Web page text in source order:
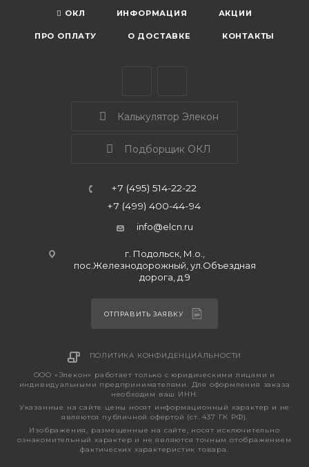
ОКЛ ИНФОРМАЦИЯ АКЦИИ
ПРО ОПЛАТУ О ДОСТАВКЕ КОНТАКТЫ
Калькулятор Элекон
Подборщик ОКЛ
+7 (495) 514-22-22
+7 (499) 400-44-94
info@elcn.ru
г. Подольск, М.о.,
пос.Железнодорожный, ул.Объездная
дорога, д.9
ОТПРАВИТЬ ЗАЯВКУ
ПОЛИТИКА КОНФИДЕНЦИАЛЬНОСТИ
ООО «Элекон» работает только с юридическими лицами и
индивидуальными предпринимателями. Для оформления заказа
необходим ваш ИНН.
Указанные на сайте цены носят информационный характер и не
являются публичной офертой (ст. 437 ГК РФ).
Изображения, размещенные на сайте, носят исключительно
ознакомительный характер и не являются точным отображением
фактических характеристик товара.